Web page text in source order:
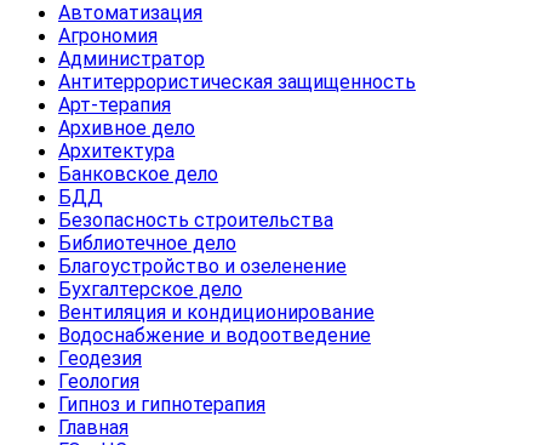
Автоматизация
Агрономия
Администратор
Антитеррористическая защищенность
Арт-терапия
Архивное дело
Архитектура
Банковское дело
БДД
Безопасность строительства
Библиотечное дело
Благоустройство и озеленение
Бухгалтерское дело
Вентиляция и кондиционирование
Водоснабжение и водоотведение
Геодезия
Геология
Гипноз и гипнотерапия
Главная